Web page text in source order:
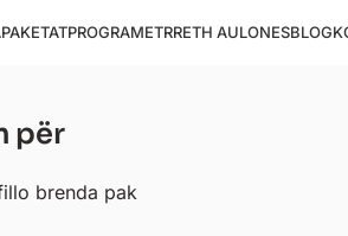
PAKETATPROGRAMETRRETH AULONESBLOG
për
brenda pak